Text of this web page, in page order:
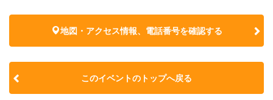
地図・アクセス情報、電話番号を確認する
このイベントのトップへ戻る